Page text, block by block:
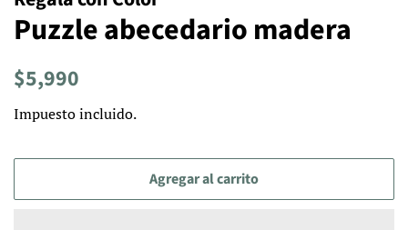
Puzzle abecedario madera
Precio
$5,990
venta
Impuesto incluido.
Agregar al carrito